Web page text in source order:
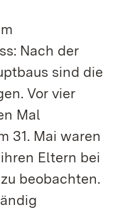
Nach der
sind die
Vor vier
Mal
31. Mai waren
Eltern bei
beobachten.